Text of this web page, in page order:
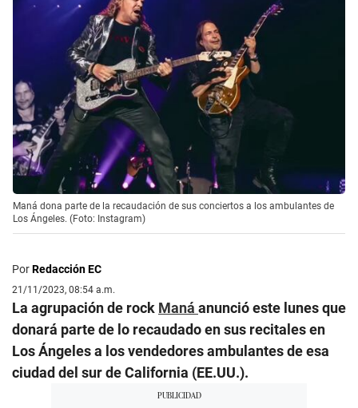
Maná dona parte de la recaudación de sus conciertos a los ambulantes de
Los Ángeles. (Foto: Instagram)
PorRedacción EC
21/11/2023, 08:54 a.m.
La agrupación de rock Maná anunció este lunes que
donará parte de lo recaudado en sus recitales en
Los Ángeles a los vendedores ambulantes de esa
ciudad del sur de California (EE.UU.).